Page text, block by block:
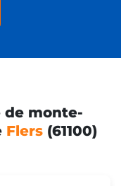
de monte-
Flers(61100)